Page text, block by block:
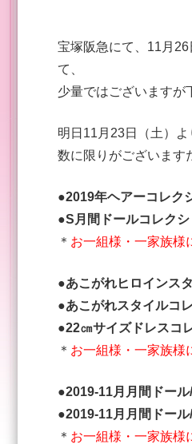
宝塚阪急にて、11月
て、
少量ではございますが
明日11月23日（土）よ
数に限りがございます
●2019年ヘアーコレク
●S月間ドールコレク
＊ お一組様・一家族様
●あこがれヒロインス
●あこがれスタイルコ
●22㎝サイズドレスコ
＊ お一組様・一家族様
●2019-11月月間ドー
●2019-11月月間ドー
＊ お一組様・一家族様